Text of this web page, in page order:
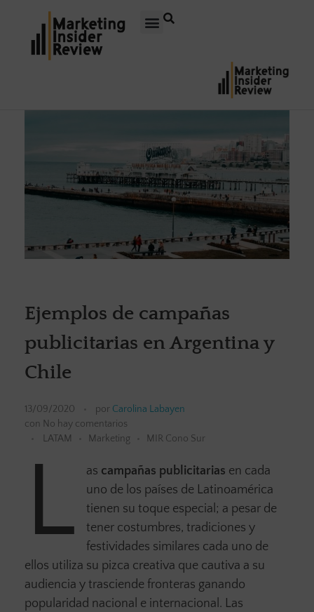
Ejemplos de campañas
publicitarias en Argentina y
Chile
13/09/2020 por Carolina Labayen
con No hay comentarios
LATAM
Marketing MIR Cono Sur
L as campañas publicitarias en cada
uno de los países de Latinoamérica
tienen su toque especial; a pesar de
tener costumbres, tradiciones y
festividades similares cada uno de
ellos utiliza su pizca creativa que cautiva a su
audiencia y trasciende fronteras ganando
popularidad nacional e internacional. Las